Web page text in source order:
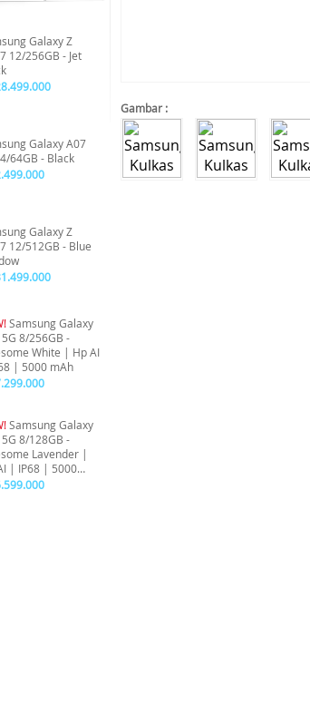
Galaxy Z
12/256GB - Jet
Galaxy A07
4/64GB - Black
Galaxy Z
12/512GB - Blue
Samsung Galaxy
8/256GB -
White | Hp AI
| 5000 mAh
Samsung Galaxy
8/128GB -
Lavender |
| IP68 | 5000
Gambar :